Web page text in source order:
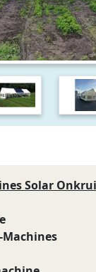
Solar
Machines